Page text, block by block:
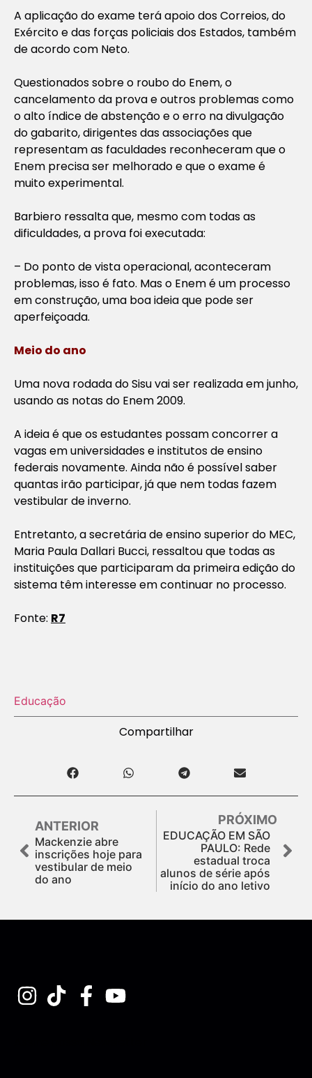
A aplicação do exame terá apoio dos Correios, do
Exército e das forças policiais dos Estados, também
de acordo com Neto.
Questionados sobre o roubo do Enem, o
cancelamento da prova e outros problemas como
o alto índice de abstenção e o erro na divulgação
do gabarito, dirigentes das associações que
representam as faculdades reconheceram que o
Enem precisa ser melhorado e que o exame é
muito experimental.
Barbiero ressalta que, mesmo com todas as
dificuldades, a prova foi executada:
– Do ponto de vista operacional, aconteceram
problemas, isso é fato. Mas o Enem é um processo
em construção, uma boa ideia que pode ser
aperfeiçoada.
Meio do ano
Uma nova rodada do Sisu vai ser realizada em junho,
usando as notas do Enem 2009.
A ideia é que os estudantes possam concorrer a
vagas em universidades e institutos de ensino
federais novamente. Ainda não é possível saber
quantas irão participar, já que nem todas fazem
vestibular de inverno.
Entretanto, a secretária de ensino superior do MEC,
Maria Paula Dallari Bucci, ressaltou que todas as
instituições que participaram da primeira edição do
sistema têm interesse em continuar no processo.
Fonte: R7
Educação
Compartilhar
ANTERIOR
Mackenzie abre
inscrições hoje para
vestibular de meio
do ano
PRÓXIMO
EDUCAÇÃO EM SÃO
PAULO: Rede
estadual troca
alunos de série após
início do ano letivo